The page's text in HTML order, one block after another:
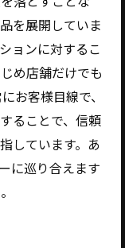
を展開していま
ョンに対するこ
め店舗だけでも
お客様目線で、
ることで、信頼
しています。あ
に巡り合えます